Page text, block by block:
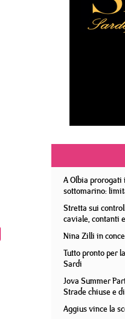
A Olbia
sottomarino:
Stretta sui
caviale, contanti
Nina Zilli in
Tutto pronto per
Sardi
Jova Summer
Strade chiuse e
Aggius vince la